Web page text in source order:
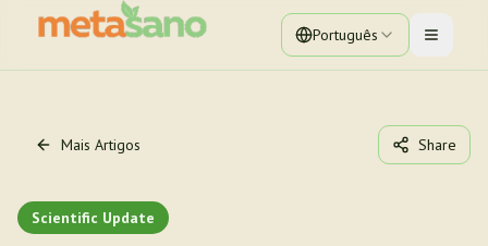
Português Toggle
Mais Artigos Share
Scientific Update